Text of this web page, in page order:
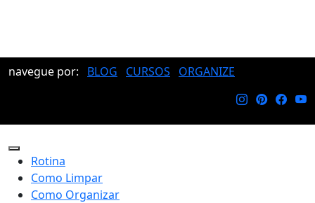
navegue por: BLOG CURSOS ORGANIZE
Rotina
Como Limpar
Como Organizar